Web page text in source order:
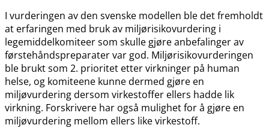
I vurderingen av den svenske modellen ble det fremholdt
at erfaringen med bruk av miljørisikovurdering i
legemiddelkomiteer som skulle gjøre anbefalinger av
førstehåndspreparater var god. Miljørisikovurderingen
ble brukt som 2. prioritet etter virkninger på human
helse, og komiteene kunne dermed gjøre en
miljøvurdering dersom virkestoffer ellers hadde lik
virkning. Forskrivere har også mulighet for å gjøre en
miljøvurdering mellom ellers like virkestoff.